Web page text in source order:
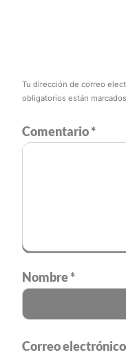
Tu dirección de correo
obligatorios están
Comentario*
Nombre*
Correo electrónico